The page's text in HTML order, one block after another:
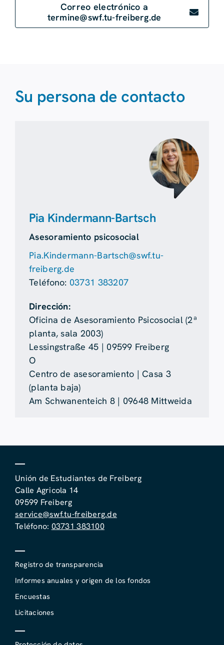
Correo electrónico a
termine@swf.tu-freiberg.de
Su persona de contacto
Pia Kindermann-Bartsch
Asesoramiento psicosocial
Pia.Kindermann-Bartsch@swf.tu-
freiberg.de
Teléfono: 03731 383207
Dirección:
Oficina de Asesoramiento Psicosocial (2ª
planta, sala 2003)
Lessingstraße 45 | 09599 Freiberg
O
Centro de asesoramiento | Casa 3
(planta baja)
Am Schwanenteich 8 | 09648 Mittweida
Unión de Estudiantes de Freiberg
Calle Agricola 14
09599 Freiberg
service@swf.tu-freiberg.de
Teléfono: 03731 383100
Registro de transparencia
Informes anuales y origen de los fondos
Encuestas
Licitaciones